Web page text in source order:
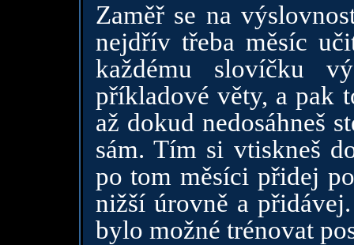
Zaměř se na
nejdřív třeba měsíc
každému slovíčku
příkladové věty, a pak
až dokud nedosáhneš
sám. Tím si vtiskneš
po tom měsíci přidej
nižší úrovně a
bylo možné trénovat